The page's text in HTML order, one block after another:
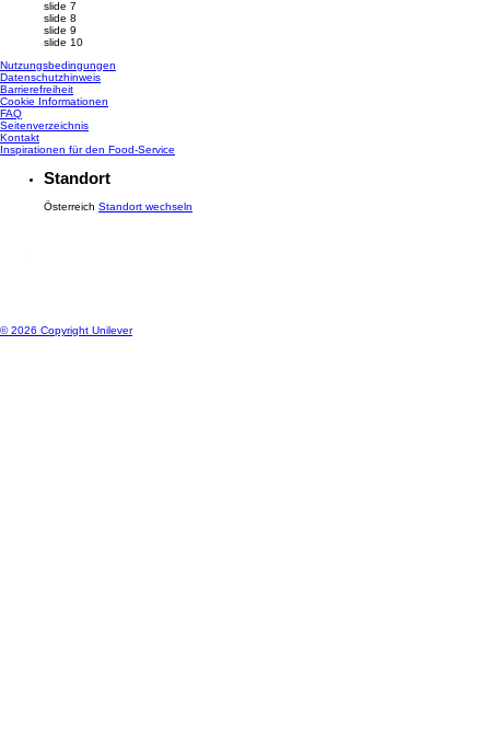
slide 7
slide 8
slide 9
slide 10
Nutzungsbedingungen
Datenschutzhinweis
Cookie-Einstellungen
Barrierefreiheit
Cookie Informationen
FAQ
Kontakt